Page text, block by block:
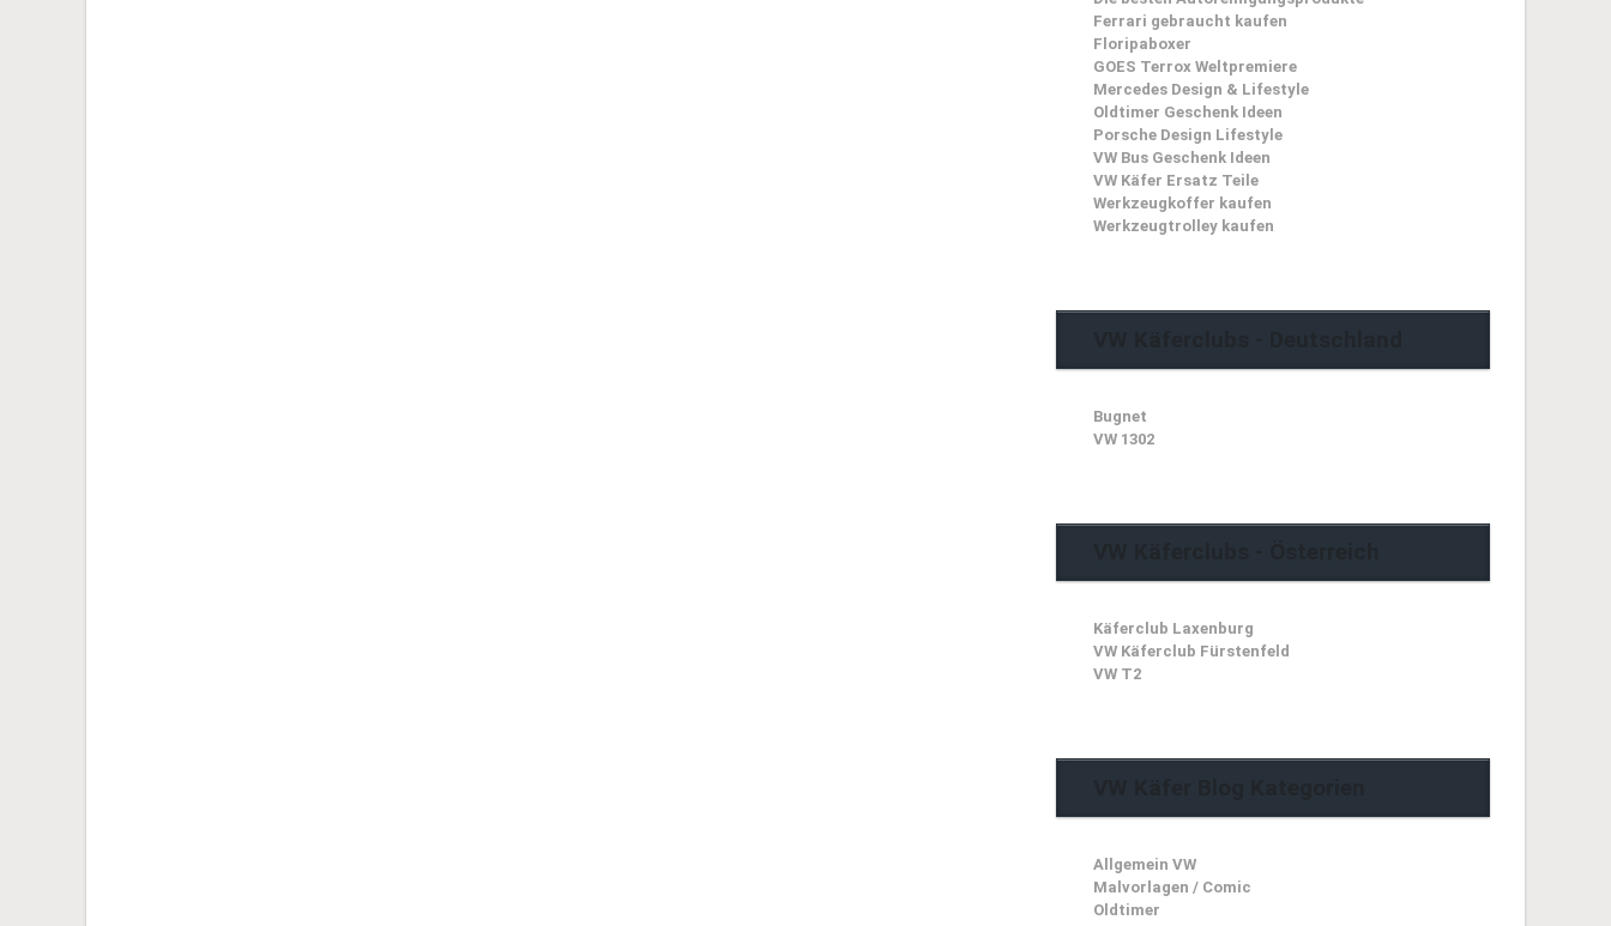
Ferrari gebraucht kaufen
Floripaboxer
GOES Terrox Weltpremiere
Mercedes Design & Lifestyle
Oldtimer Geschenk Ideen
Porsche Design Lifestyle
VW Bus Geschenk Ideen
VW Käfer Ersatz Teile
Werkzeugkoffer kaufen
Werkzeugtrolley kaufen
Bugnet
VW 1302
Käferclub Laxenburg
VW Käferclub Fürstenfeld
VW T2
Allgemein VW
Malvorlagen / Comic
Oldtimer